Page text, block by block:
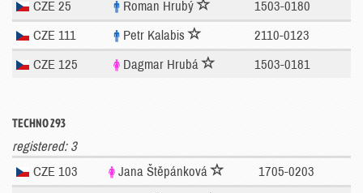
CZE 25 Roman Hrubý 1503-0180
CZE 111 Petr Kalabis 2110-0123
CZE 125 Dagmar Hrubá 1503-0181
TECHNO 293
registered: 3
CZE 103
Jana Štěpánková 1705-0203